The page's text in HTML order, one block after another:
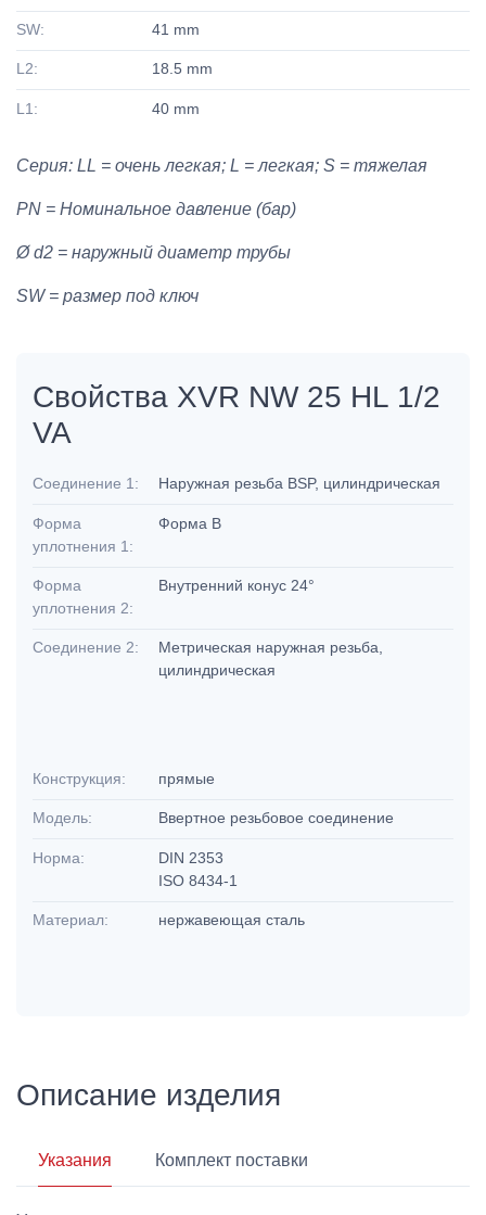
SW: 41 mm
L2: 18.5 mm
L1: 40 mm
Серия: LL = очень легкая; L = легкая; S = тяжелая
PN = Номинальное давление (бар)
Ø d2 = наружный диаметр трубы
SW = размер под ключ
Свойства XVR NW 25 HL 1/2
VA
Соединение 1: Наружная резьба BSP, цилиндрическая
Форма
уплотнения 1:
Форма B
Форма
уплотнения 2:
Внутренний конус 24°
Соединение 2:
Метрическая наружная резьба,
цилиндрическая
Конструкция: прямые
Модель: Ввертное резьбовое соединение
Норма:
DIN 2353
ISO 8434-1
Материал: нержавеющая сталь
Описание изделия
Указания Комплект поставки